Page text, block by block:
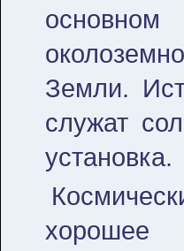
основном
Земли.
служат
установка.
хорошее